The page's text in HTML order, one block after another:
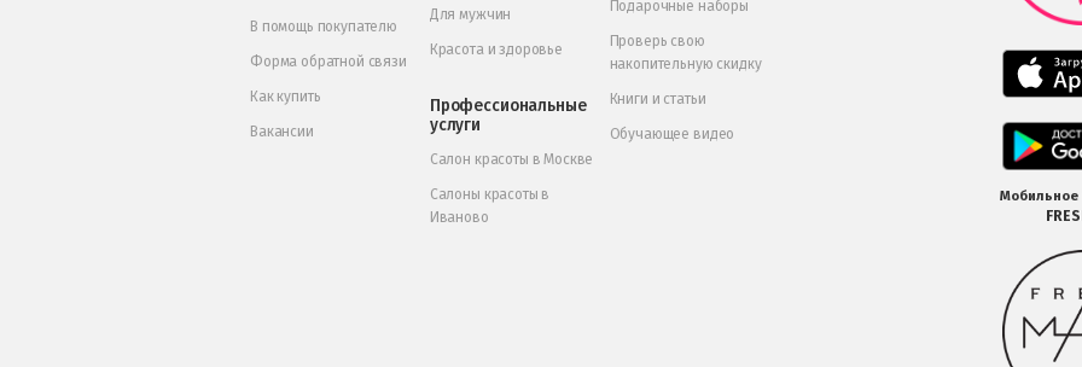
В помощь покупателю
Форма обратной связи
Как купить
Вакансии
Для мужчин
Красота и здоровье
Профессиональные
услуги
Салон красоты в Москве
Салоны красоты в
Иваново
Подарочные наборы
Проверь свою
накопительную скидку
Книги и статьи
Обучающее видео
Мобильное